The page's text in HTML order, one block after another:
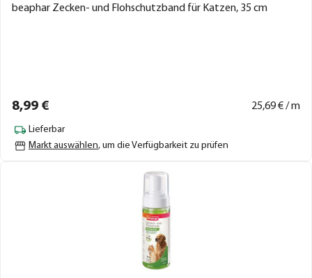
beaphar Zecken- und Flohschutzband für Katzen, 35 cm
8,99 € 25,69€ / m
Lieferbar
Markt auswählen, um die Verfügbarkeit zu prüfen